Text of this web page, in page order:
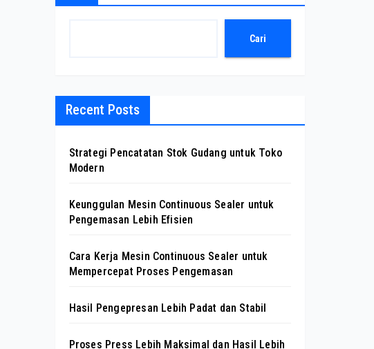
Cari
Recent Posts
Strategi Pencatatan Stok Gudang untuk Toko
Modern
Keunggulan Mesin Continuous Sealer untuk
Pengemasan Lebih Efisien
Cara Kerja Mesin Continuous Sealer untuk
Mempercepat Proses Pengemasan
Hasil Pengepresan Lebih Padat dan Stabil
Proses Press Lebih Maksimal dan Hasil Lebih